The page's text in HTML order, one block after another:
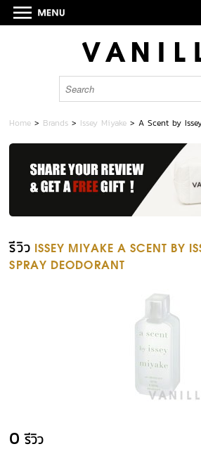
Home > Brands > Issey Miyake >A Scent by
รีวิว ISSEY MIYAKE A SCENT BY
SPRAY DEODORANT
0 รีวิว